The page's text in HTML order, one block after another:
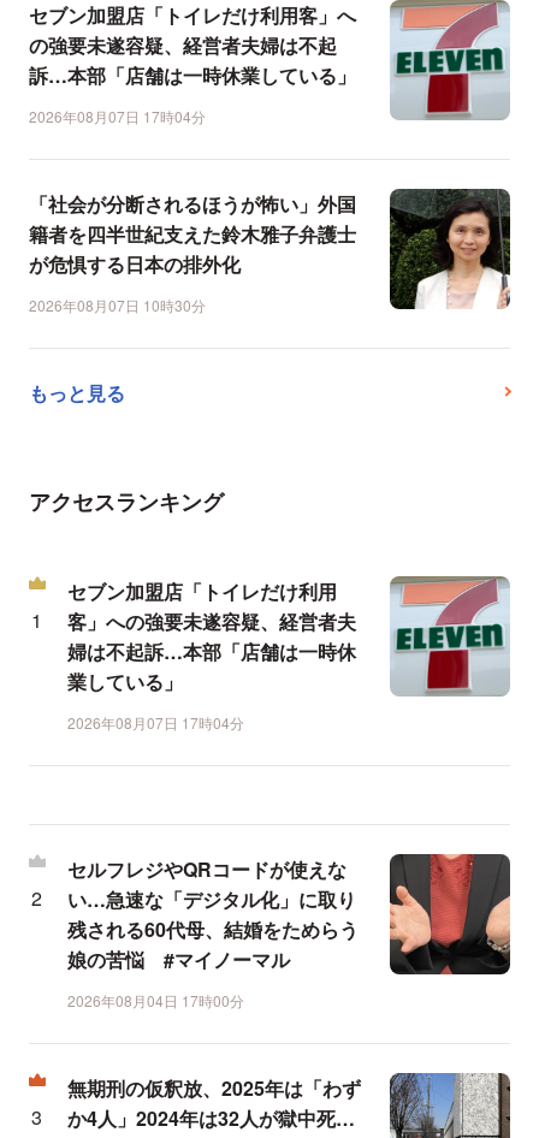
セブン加盟店「トイレだけ利用客」へ
の強要未遂容疑、経営者夫婦は不起
訴…本部「店舗は一時休業している」
2026年08月07日 17時04分
「社会が分断されるほうが怖い」外国
籍者を四半世紀支えた鈴木雅子弁護士
が危惧する日本の排外化
2026年08月07日 10時30分
もっと見る
アクセスランキング
セブン加盟店「トイレだけ利用
客」への強要未遂容疑、経営者夫
婦は不起訴…本部「店舗は一時休
業している」
2026年08月07日 17時04分
セルフレジやQRコードが使えな
い…急速な「デジタル化」に取り
残される60代母、結婚をためらう
娘の苦悩 #マイノーマル
2026年08月04日 17時00分
無期刑の仮釈放、2025年は「わず
か4人」2024年は32人が獄中死…